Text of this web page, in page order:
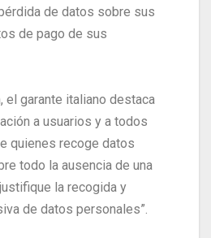
de datos sobre sus
de pago de sus
el garante italiano destaca
a usuarios y a todos
quienes recoge datos
todo la ausencia de una
la recogida y
de datos personales”.